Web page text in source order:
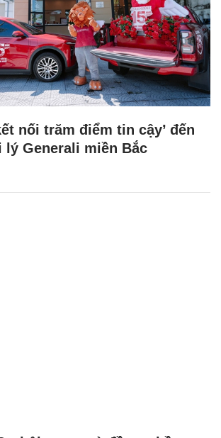
nối trăm điểm tin cậy’ đến
lý Generali miền Bắc